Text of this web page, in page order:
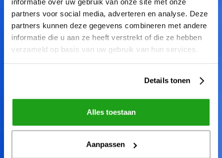
partners voor social media, adverteren en analyse. Deze
partners kunnen deze gegevens combineren met andere
informatie die u aan ze heeft verstrekt of die ze hebben
verzameld op basis van uw gebruik van hun services.
Details tonen
Alles toestaan
Aanpassen
Sector